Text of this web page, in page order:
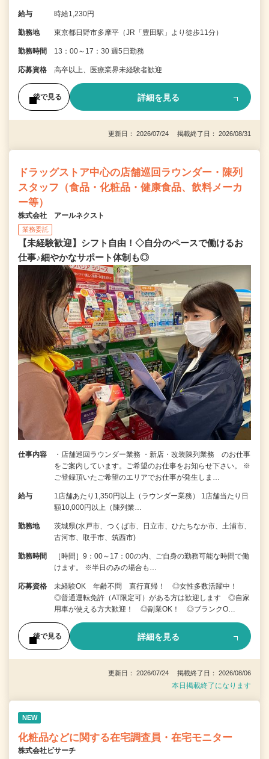
給与 時給1,230円
勤務地 東京都日野市多摩平（JR「豊田駅」より徒歩11分）
勤務時間 13：00～17：30 週5日勤務
応募資格 高卒以上、医療業界未経験者歓迎
後で見る 詳細を見る
更新日： 2026/07/24 掲載終了日： 2026/08/31
ドラッグストア中心の店舗巡回ラウンダー・陳列
スタッフ（食品・化粧品・健康食品、飲料メーカ
ー等）
株式会社 アールネクスト
業務委託
【未経験歓迎】シフト自由！◇自分のペースで働けるお
仕事♪細やかなサポート体制も◎
仕事内容
・店舗巡回ラウンダー業務 ・新店・改装陳列業務 のお仕事
をご案内しています。ご希望のお仕事をお知らせ下さい。 ※
ご登録頂いたご希望のエリアでお仕事が発生しま…
給与
1店舗あたり1,350円以上（ラウンダー業務） 1店舗当たり日
額10,000円以上（陳列業…
勤務地
茨城県(水戸市、つくば市、日立市、ひたちなか市、土浦市、
古河市、取手市、筑西市)
勤務時間
［時間］9：00～17：00の内、ご自身の勤務可能な時間で働
けます。 ※半日のみの場合も…
応募資格
未経験OK 年齢不問 直行直帰！ ◎女性多数活躍中！
◎普通運転免許（AT限定可）がある方は歓迎します ◎自家
用車が使える方大歓迎！ ◎副業OK！ ◎ブランクO…
後で見る 詳細を見る
更新日： 2026/07/24 掲載終了日： 2026/08/06
本日掲載終了になります
NEW
化粧品などに関する在宅調査員・在宅モニター
株式会社ビサーチ